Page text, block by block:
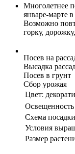
Многолетнее
январе-марте
Возможно
горку,
Посев на
Высадка
Посев в грунт
Сбор урожая
Цвет:
Освещенность
Схема
Условия
Размер